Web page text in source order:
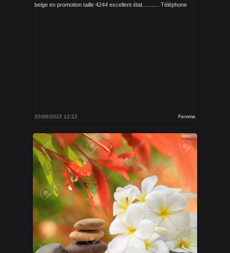
beige en promotion taille 4244 excellent état........... Téléphone
20/06/2022 12:22 Femme